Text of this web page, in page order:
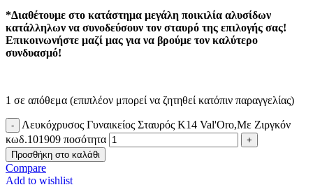
*Διαθέτουμε στο κατάστημα μεγάλη ποικιλία αλυσίδων
κατάλληλων να συνοδεύσουν τον σταυρό της επιλογής σας!
Επικοινωνήστε μαζί μας για να βρούμε τον καλύτερο
συνδυασμό!
1 σε απόθεμα (επιπλέον μπορεί να ζητηθεί κατόπιν παραγγελίας)
Λευκόχρυσος Γυναικείος Σταυρός Κ14 Val'Oro,Με Ζιργκόν
κωδ.101909 ποσότητα
Προσθήκη στο καλάθι
Compare
Add to wishlist